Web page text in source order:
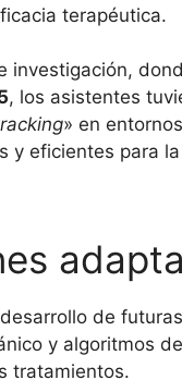
terapéutica.
investigación,
, los asistentes
» en
y eficientes para
de
y algoritmos
tratamientos.